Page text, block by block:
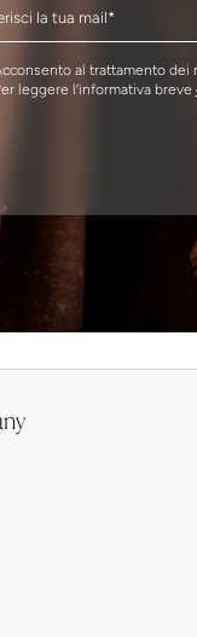
al trattamento dei
leggere l’informativa breve